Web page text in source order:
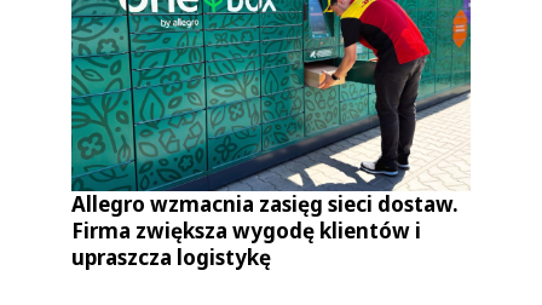
Allegro wzmacnia zasięg sieci dostaw.
Firma zwiększa wygodę klientów i
upraszcza logistykę